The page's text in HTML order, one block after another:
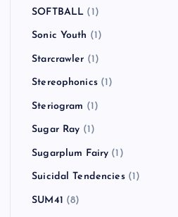
SOFTBALL (1)
Sonic Youth (1)
Starcrawler (1)
Stereophonics(1)
Steriogram (1)
Sugar Ray (1)
Sugarplum Fairy (1)
Suicidal Tendencies(1)
SUM41 (8)